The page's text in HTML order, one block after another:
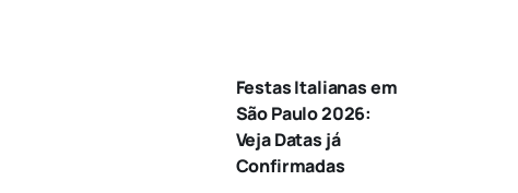
Festas Italianas em
São Paulo 2026:
Veja Datas já
Confirmadas